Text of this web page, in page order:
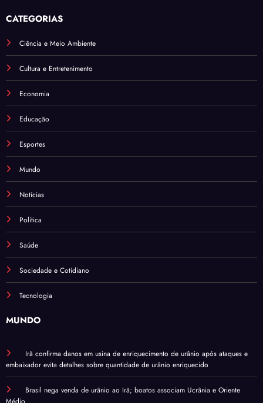
CATEGORIAS
Ciência e Meio Ambiente
Cultura e Entretenimento
Economia
Educação
Esportes
Mundo
Notícias
Política
Saúde
Sociedade e Cotidiano
Tecnologia
MUNDO
Irã confirma danos em usina de enriquecimento de urânio após ataques e
embaixador evita detalhes sobre quantidade de urânio enriquecido
Brasil nega venda de urânio ao Irã; boatos associam Ucrânia e Oriente